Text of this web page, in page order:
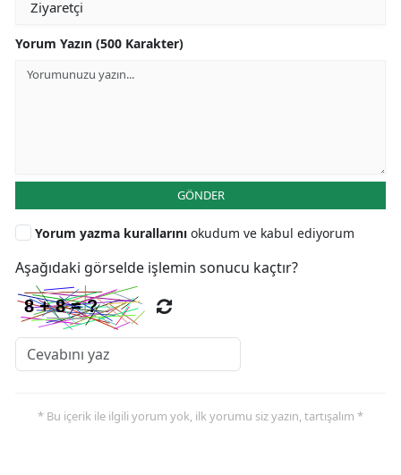
Yorum Yazın (500 Karakter)
GÖNDER
Yorum yazma kurallarını okudum ve kabul ediyorum
Aşağıdaki görselde işlemin sonucu kaçtır?
* Bu içerik ile ilgili yorum yok, ilk yorumu siz yazın, tartışalım *